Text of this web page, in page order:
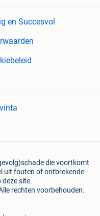
en Succesvol
die voortkomt
uit fouten of ontbrekende
site.
rechten voorbehouden.